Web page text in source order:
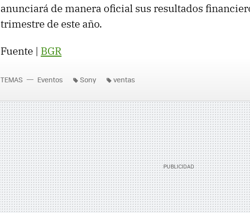
anunciará de manera oficial sus resultados
trimestre de este año.
Fuente | BGR
TEMAS Eventos Sony ventas